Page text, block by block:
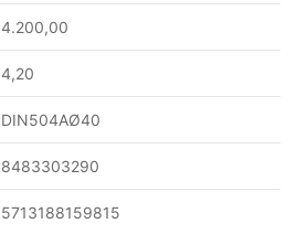
4.200,00
4,20
DIN504AØ40
8483303290
5713188159815